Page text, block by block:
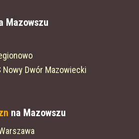
Mazowszu
Nowy Dwór Mazowiecki
na Mazowszu